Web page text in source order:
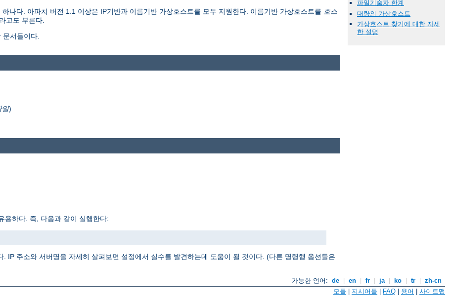
나다. 아파치 버전 1.1 이상은 IP기반과 이름기반 가상호스트를 모두 지원한다. 이름기반 가상호스트를 호스
라고도 부른다.
문서들이다.
파일기술자 한계
대량의 가상호스트
가상호스트 찾기에 대한 자세
한 설명
일)
용하다. 즉, 다음과 같이 실행한다:
IP 주소와 서버명을 자세히 살펴보면 설정에서 실수를 발견하는데 도움이 될 것이다. (다른 명령행 옵션들은
가능한 언어: de en fr ja ko tr
zh-cn
모듈 지시어들 FAQ 용어 사이트맵